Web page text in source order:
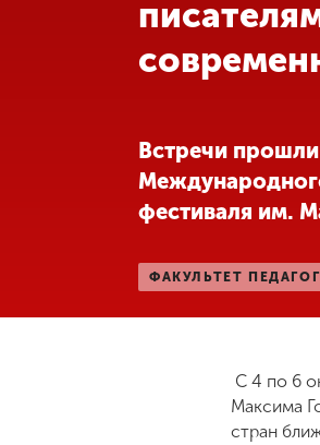
Международная
деятельность
Студенческая
Сведения об
организации
Встречи
фестиваля им.
ФАКУЛЬТЕТ
С 4 по 6
Максима
стран